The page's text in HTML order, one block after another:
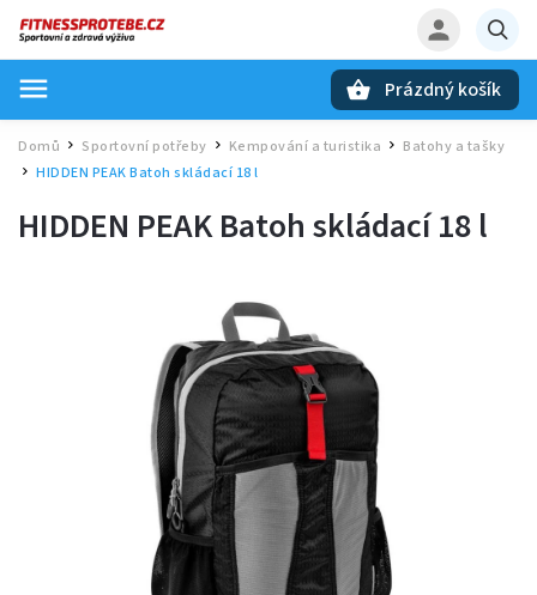
Prázdný košík
Domů / Sportovní potřeby Kempování a turistika /
Batohy a tašky
/
HIDDEN PEAK Batoh skládací 18 l
HIDDEN PEAK Batoh skládací 18 l